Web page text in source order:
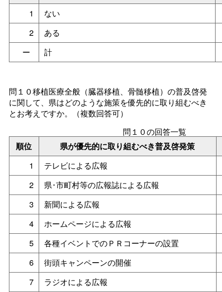
1
ない
2
ある
ー
計
問１０移植医療全般（臓器移植、骨髄移植）の普及啓発
に関して、県はどのような施策を優先的に取り組むべき
とお考えですか。（複数回答可）
順位 県が優先的に取り組むべき普及啓発策
問１０の回答一覧
1
テレビによる広報
2
県･市町村等の広報誌による広報
3
新聞による広報
4
ホームページによる広報
5
各種イベントでのＰＲコーナーの設置
6
街頭キャンペーンの開催
7
ラジオによる広報